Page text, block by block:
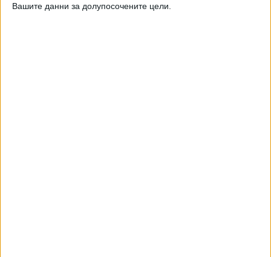
Вашите данни за долупосочените цели.